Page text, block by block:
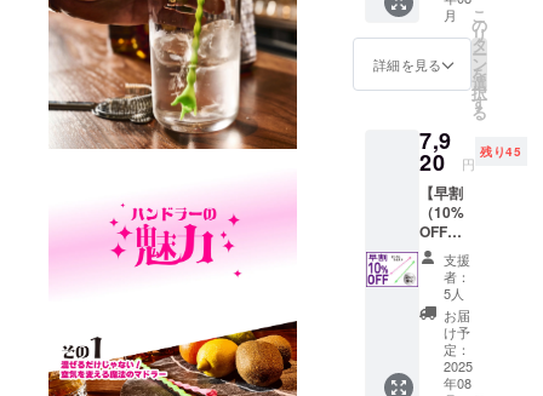
※ご注文
状況、
使用部
造工程
上の都
より出
荷時期
が遅れ
る場合
があり
ます ※
皆様の
支援に
より量
産効率
が向上
届け！
販売予
定価格
4,400円
》3,960
円 〈内
容〉 ・
ハンド
ラー ル
ミナス
1本 ※リ
ターン
はすべ
て税・
送料込
みの金
額にな
ります
月
詳細を見る
こ
の
リ
タ
ー
ン
を
選
択
す
る
7,9
20 円
残り45
【早割
（10%
OFF）
】
CAMPF
IRE限定
PRICE
！割引
したマ
ドラー
を2本お
支援
者：
5人
お届
け予
定：
2025
年08